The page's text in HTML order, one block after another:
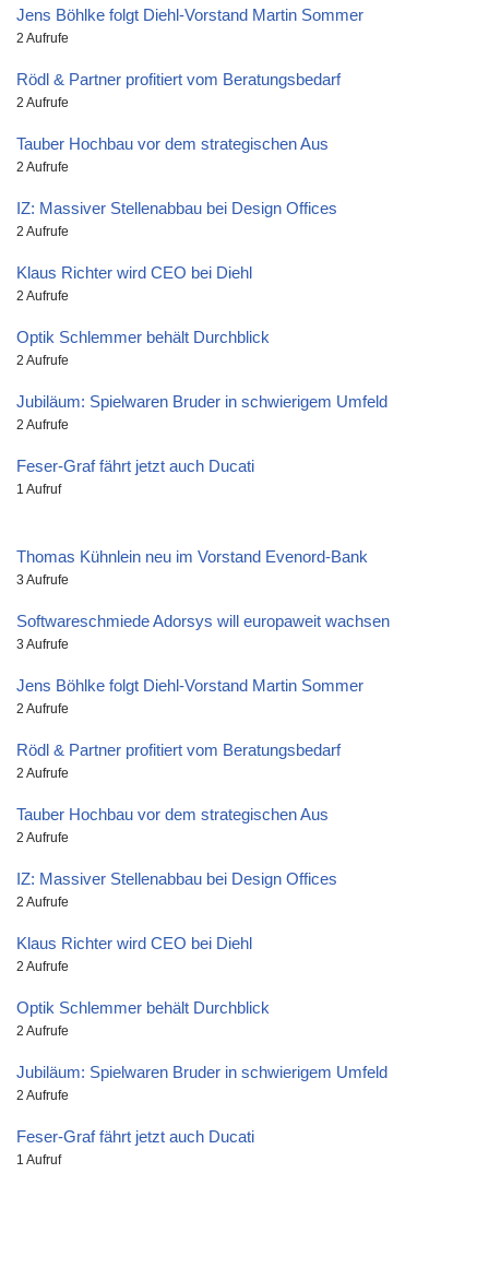
Jens Böhlke folgt Diehl-Vorstand Martin Sommer
2 Aufrufe
Rödl & Partner profitiert vom Beratungsbedarf
2 Aufrufe
Tauber Hochbau vor dem strategischen Aus
2 Aufrufe
IZ: Massiver Stellenabbau bei Design Offices
2 Aufrufe
Klaus Richter wird CEO bei Diehl
2 Aufrufe
Optik Schlemmer behält Durchblick
2 Aufrufe
Jubiläum: Spielwaren Bruder in schwierigem Umfeld
2 Aufrufe
Feser-Graf fährt jetzt auch Ducati
1 Aufruf
Thomas Kühnlein neu im Vorstand Evenord-Bank
3 Aufrufe
Softwareschmiede Adorsys will europaweit wachsen
3 Aufrufe
Jens Böhlke folgt Diehl-Vorstand Martin Sommer
2 Aufrufe
Rödl & Partner profitiert vom Beratungsbedarf
2 Aufrufe
Tauber Hochbau vor dem strategischen Aus
2 Aufrufe
IZ: Massiver Stellenabbau bei Design Offices
2 Aufrufe
Klaus Richter wird CEO bei Diehl
2 Aufrufe
Optik Schlemmer behält Durchblick
2 Aufrufe
Jubiläum: Spielwaren Bruder in schwierigem Umfeld
2 Aufrufe
Feser-Graf fährt jetzt auch Ducati
1 Aufruf